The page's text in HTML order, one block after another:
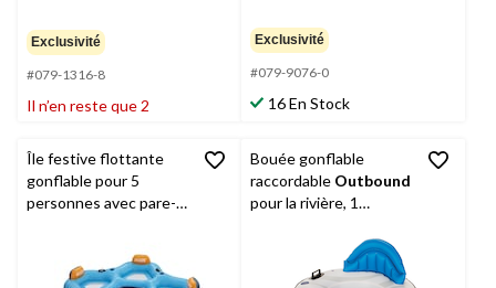
Exclusivité
#079-1316-8
Il n’en reste que 2
Exclusivité
#079-9076-0
16 En Stock
Île festive flottante
gonflable pour 5
personnes avec pare-
Drifter, bleu
Bouée gonflable
raccordable Outbound
pour la rivière, 1